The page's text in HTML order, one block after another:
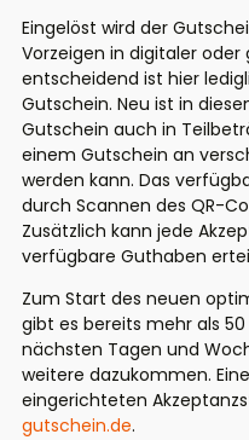
Eingelöst wird der
Vorzeigen in digitaler
entscheidend ist hier
Gutschein. Neu ist in
Gutschein auch in
einem Gutschein an
werden kann. Das
durch Scannen des QR-
Zusätzlich kann jede
verfügbare Guthaben
Zum Start des neuen
gibt es bereits mehr als
nächsten Tagen und
weitere dazukommen.
eingerichteten
gutschein.de.